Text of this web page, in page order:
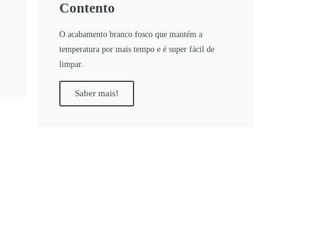
Contento
O acabamento branco fosco que mantém a
temperatura por mais tempo e é super fácil de
limpar.
Saber mais!